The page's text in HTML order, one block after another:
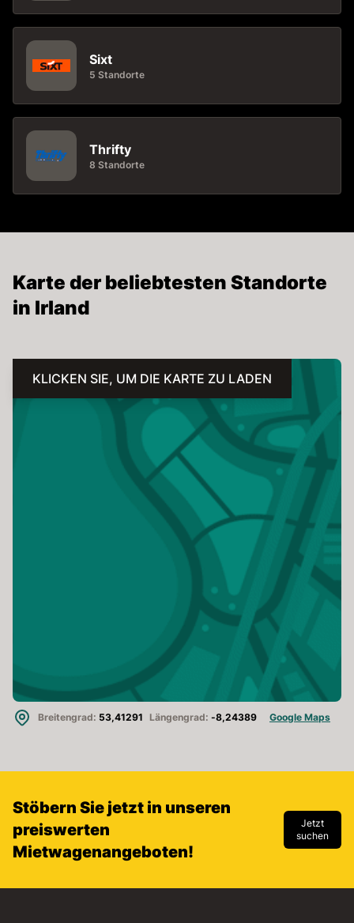
Sixt
5 Standorte
Thrifty
8 Standorte
Karte der beliebtesten Standorte
in Irland
KLICKEN SIE, UM DIE KARTE ZU LADEN
Breitengrad: 53,41291 Längengrad: -8,24389 Google Maps
Stöbern Sie jetzt in unseren
preiswerten
Mietwagenangeboten!
Jetzt
suchen